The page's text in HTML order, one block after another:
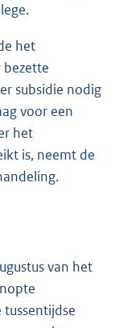
het
subsidie nodig
voor een
het
is, neemt de
van het